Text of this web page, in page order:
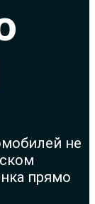
не
прямо